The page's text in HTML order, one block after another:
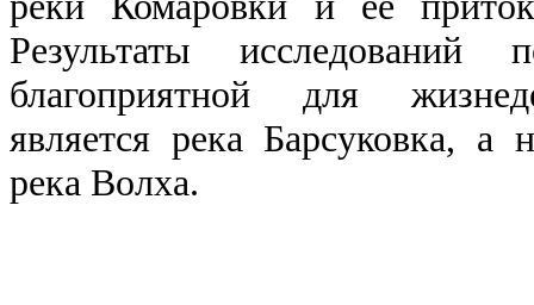
Результаты исследований
благоприятной для
является река Барсуковка, а
река Волха.